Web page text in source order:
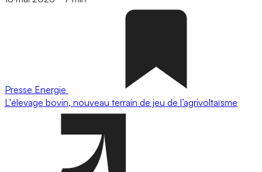
Presse Energie
L'élevage bovin, nouveau terrain de jeu de l’agrivoltaïsme